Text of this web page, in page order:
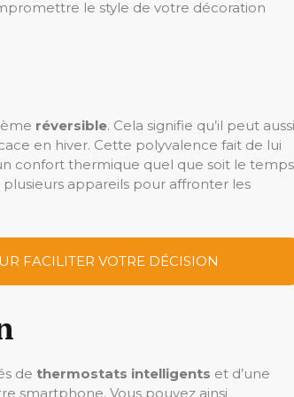
le style de votre décoration
réversible. Cela signifie qu’il peut aussi
en hiver. Cette polyvalence fait de lui
confort thermique quel que soit le temps
appareils pour affronter les
FACILITER VOTRE DÉCISION
de thermostats intelligents et d’une
smartphone. Vous pouvez ainsi